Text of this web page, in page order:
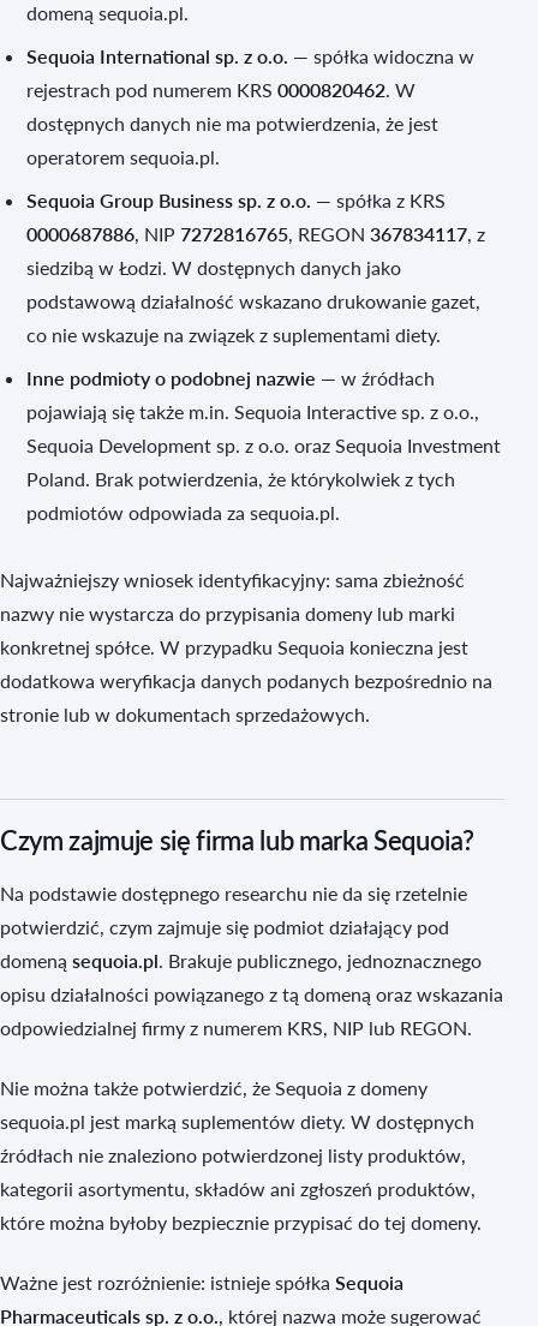
domeną sequoia.pl.
Sequoia International sp. z o.o. — spółka widoczna w
rejestrach pod numerem KRS0000820462. W
dostępnych danych nie ma potwierdzenia, że jest
operatorem sequoia.pl.
Sequoia Group Business sp. z o.o. — spółka z KRS
0000687886, NIP7272816765, REGON367834117, z
siedzibą w Łodzi. W dostępnych danych jako
podstawową działalność wskazano drukowanie gazet,
co nie wskazuje na związek z suplementami diety.
Inne podmioty o podobnej nazwie — w źródłach
pojawiają się także m.in. Sequoia Interactive sp. z o.o.,
Sequoia Development sp. z o.o. oraz Sequoia Investment
Poland. Brak potwierdzenia, że którykolwiek z tych
podmiotów odpowiada za sequoia.pl.
Najważniejszy wniosek identyfikacyjny: sama zbieżność
nazwy nie wystarcza do przypisania domeny lub marki
konkretnej spółce. W przypadku Sequoia konieczna jest
dodatkowa weryfikacja danych podanych bezpośrednio na
stronie lub w dokumentach sprzedażowych.
Czym zajmuje się firma lub marka Sequoia?
Na podstawie dostępnego researchu nie da się rzetelnie
potwierdzić, czym zajmuje się podmiot działający pod
domeną sequoia.pl. Brakuje publicznego, jednoznacznego
opisu działalności powiązanego z tą domeną oraz wskazania
odpowiedzialnej firmy z numerem KRS, NIP lub REGON.
Nie można także potwierdzić, że Sequoia z domeny
sequoia.pl jest marką suplementów diety. W dostępnych
źródłach nie znaleziono potwierdzonej listy produktów,
kategorii asortymentu, składów ani zgłoszeń produktów,
które można byłoby bezpiecznie przypisać do tej domeny.
Ważne jest rozróżnienie: istnieje spółka Sequoia
Pharmaceuticals sp. z o.o., której nazwa może sugerować